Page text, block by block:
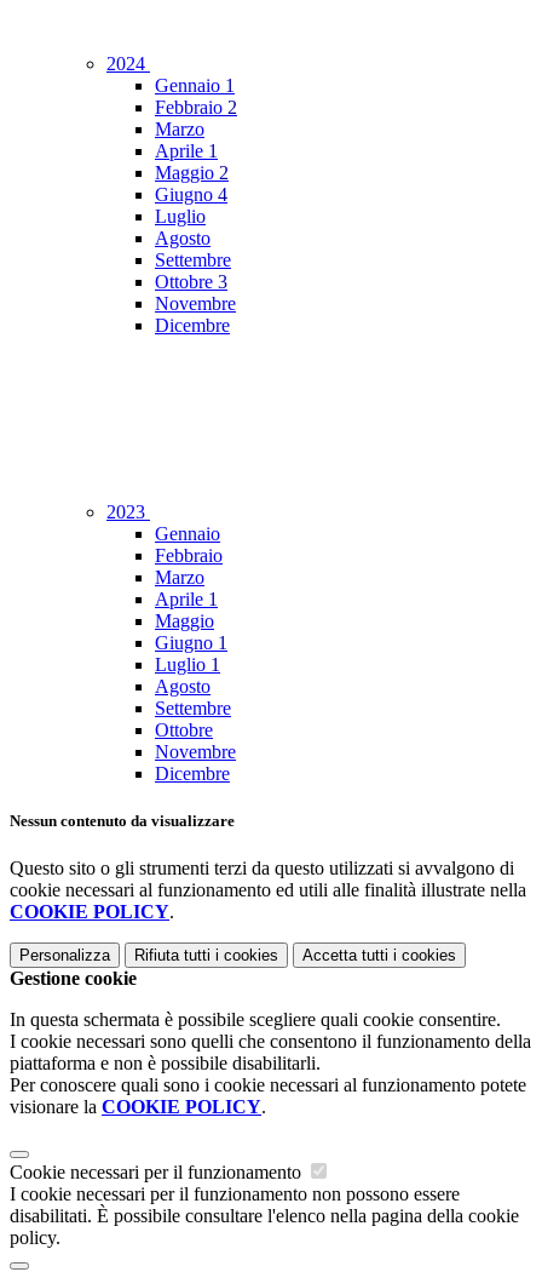
2024
Gennaio 1
Febbraio 2
Marzo
Aprile 1
Maggio 2
Giugno 4
Luglio
Agosto
Settembre
Ottobre 3
Novembre
Dicembre
2023
Gennaio
Febbraio
Marzo
Aprile 1
Maggio
Giugno 1
Luglio 1
Agosto
Settembre
Ottobre
Novembre
Dicembre
Nessun contenuto da visualizzare
Questo sito o gli strumenti terzi da questo utilizzati si avvalgono di
cookie necessari al funzionamento ed utili alle finalità illustrate nella
COOKIE POLICY.
Personalizza Rifiuta tutti i cookies Accetta tutti i cookies
Gestione cookie
In questa schermata è possibile scegliere quali cookie consentire.
I cookie necessari sono quelli che consentono il funzionamento della
piattaforma e non è possibile disabilitarli.
Per conoscere quali sono i cookie necessari al funzionamento potete
visionare la COOKIE POLICY.
Cookie necessari per il funzionamento
I cookie necessari per il funzionamento non possono essere
disabilitati. È possibile consultare l'elenco nella pagina della cookie
policy.